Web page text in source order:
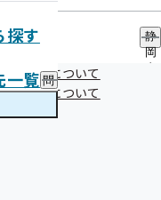
探す
一覧 問
い
静
岡
康診断について
康診断について
定を目指し